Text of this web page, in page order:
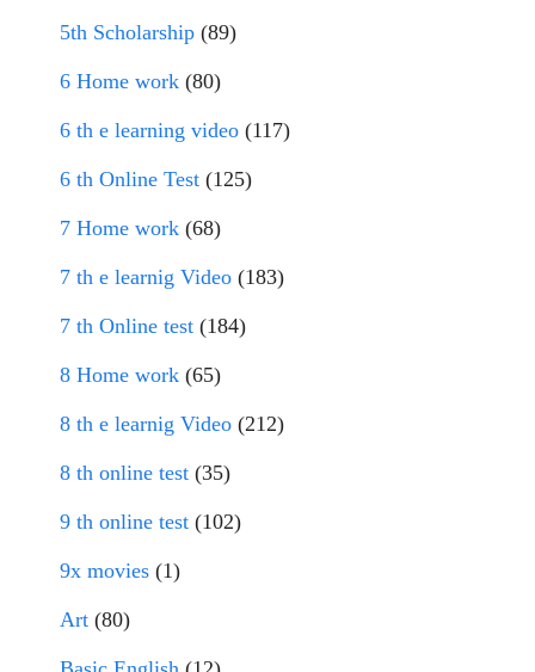
5th Scholarship (89)
6 Home work (80)
6 th e learning video (117)
6 th Online Test (125)
7 Home work (68)
7 th e learnig Video (183)
7 th Online test (184)
8 Home work (65)
8 th e learnig Video (212)
8 th online test (35)
9 th online test (102)
9x movies (1)
Art (80)